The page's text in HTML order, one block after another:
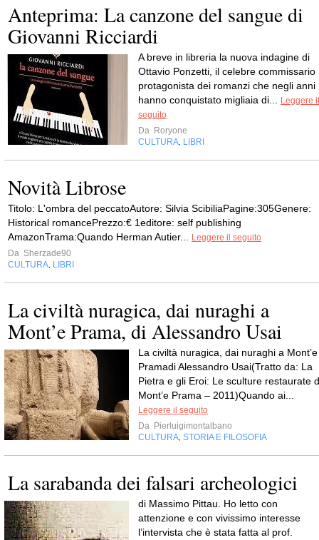
Anteprima: La canzone del sangue di
Giovanni Ricciardi
A breve in libreria la nuova indagine di
Ottavio Ponzetti, il celebre commissario
protagonista dei romanzi che negli anni
hanno conquistato migliaia di...
Leggere il
seguito
Da Roryone
CULTURA LIBRI
Novità Librose
Titolo: L'ombra del peccatoAutore: Silvia ScibiliaPagine:305Genere:
Historical romancePrezzo:€ 1editore: self publishing
AmazonTrama:Quando Herman Autier...
Leggere il seguito
Da Sherzade90
CULTURA LIBRI
La civiltà nuragica, dai nuraghi a
Mont’e Prama, di Alessandro Usai
La civiltà nuragica, dai nuraghi a Mont’e
Pramadi Alessandro Usai(Tratto da: La
Pietra e gli Eroi: Le sculture restaurate
Mont’e Prama – 2011)Quando ai...
Leggere il seguito
Da Pierluigimontalbano
CULTURA STORIA E FILOSOFIA
La sarabanda dei falsari archeologici
di Massimo Pittau. Ho letto con
attenzione e con vivissimo interesse
l’intervista che è stata fatta al prof.